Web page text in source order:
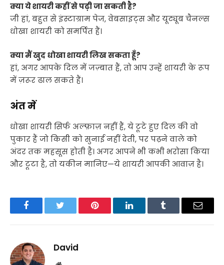
क्या ये शायरी कहीं से पढ़ी जा सकती है?
जी हां, बहुत से इंस्टाग्राम पेज, वेबसाइट्स और यूट्यूब चैनल्स
धोखा शायरी को समर्पित हैं।
क्या मैं खुद धोखा शायरी लिख सकता हूँ?
हां, अगर आपके दिल में जज़्बात हैं, तो आप उन्हें शायरी के रूप
में ज़रूर ढाल सकते हैं।
अंत में
धोखा शायरी सिर्फ अल्फ़ाज़ नहीं हैं, ये टूटे हुए दिल की वो
पुकार हैं जो किसी को सुनाई नहीं देती, पर पढ़ने वाले को
अंदर तक महसूस होती है। अगर आपने भी कभी भरोसा किया
और टूटा है, तो यकीन मानिए—ये शायरी आपकी आवाज़ है।
FacebookTwitter Pinterest LinkedInTumblr Email
David